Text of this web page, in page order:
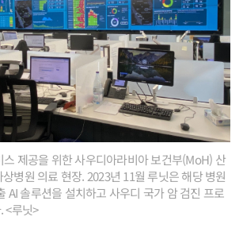
제공을 위한 사우디아라비아 보건부(MoH) 산
병원 의료 현장. 2023년 11월 루닛은 해당 병원
AI 솔루션을 설치하고 사우디 국가 암 검진 프로
<루닛>